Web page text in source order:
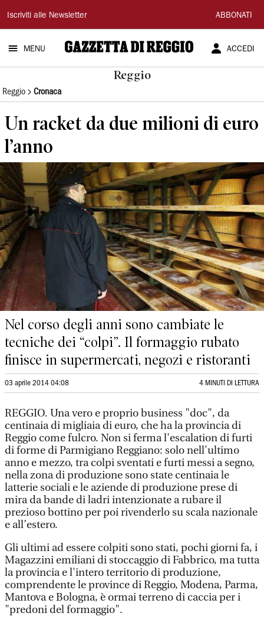
Gazzetta
di
Reggio
Iscriviti alle Newsletter ABBONATI
MENU ACCEDI
Reggio
Reggio Cronaca
Un racket da due milioni di euro
l’anno
Nel corso degli anni sono cambiate le
tecniche dei “colpi”. Il formaggio rubato
finisce in supermercati, negozi e ristoranti
03 aprile 2014 04:08 4 MINUTI DI LETTURA
REGGIO. Una vero e proprio business "doc", da
centinaia di migliaia di euro, che ha la provincia di
Reggio come fulcro. Non si ferma l'escalation di furti
di forme di Parmigiano Reggiano: solo nell'ultimo
anno e mezzo, tra colpi sventati e furti messi a segno,
nella zona di produzione sono state centinaia le
latterie sociali e le aziende di produzione prese di
mira da bande di ladri intenzionate a rubare il
prezioso bottino per poi rivenderlo su scala nazionale
e all’estero.
Gli ultimi ad essere colpiti sono stati, pochi giorni fa, i
Magazzini emiliani di stoccaggio di Fabbrico, ma tutta
la provincia e l'intero territorio di produzione,
comprendente le province di Reggio, Modena, Parma,
Mantova e Bologna, è ormai terreno di caccia per i
"predoni del formaggio".